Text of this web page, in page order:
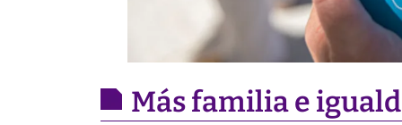
Más familia e